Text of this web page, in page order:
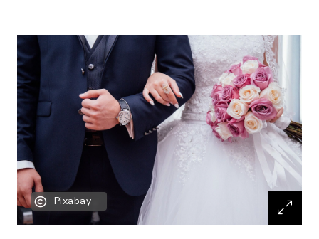
Pixabay